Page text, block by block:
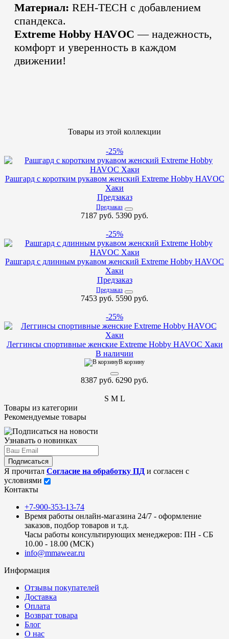
Материал: REH-TECH с добавлением
спандекса.
Extreme Hobby HAVOC — надежность,
комфорт и уверенность в каждом
движении!
Товары из этой коллекции
-25%
Рашгард с коротким рукавом женский Extreme Hobby HAVOC
Хаки
Предзаказ
Предзаказ
7187 руб. 5390 руб.
-25%
Рашгард с длинным рукавом женский Extreme Hobby HAVOC
Хаки
Предзаказ
Предзаказ
7453 руб. 5590 руб.
-25%
Леггинсы спортивные женские Extreme Hobby HAVOC Хаки
В наличии
В корзину
8387 руб. 6290 руб.
S M L
Товары из категории
Рекомендуемые товары
Узнавать о новинках
Подписаться
Я прочитал Согласие на обработку ПД и согласен с
условиями
Контакты
+7-900-353-13-74
Время работы онлайн-магазина 24/7 - оформление
заказов, подбор товаров и т.д.
Часы работы консультирующих менеджеров: ПН - СБ
10.00 - 18.00 (МСК)
info@mmawear.ru
Информация
Отзывы покупателей
Доставка
Оплата
Возврат товара
Блог
О нас